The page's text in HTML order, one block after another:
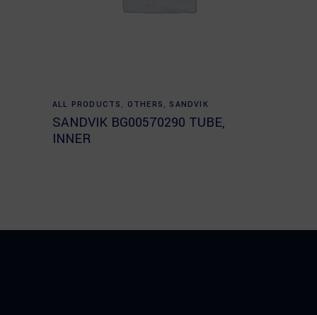
Read more
ALL PRODUCTS , OTHERS , SANDVIK
SANDVIK BG00570290 TUBE,
INNER